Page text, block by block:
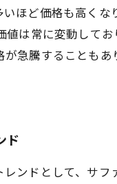
ほど価格も高く
は常に変動して
急騰することも
ド
ンドとして、サ